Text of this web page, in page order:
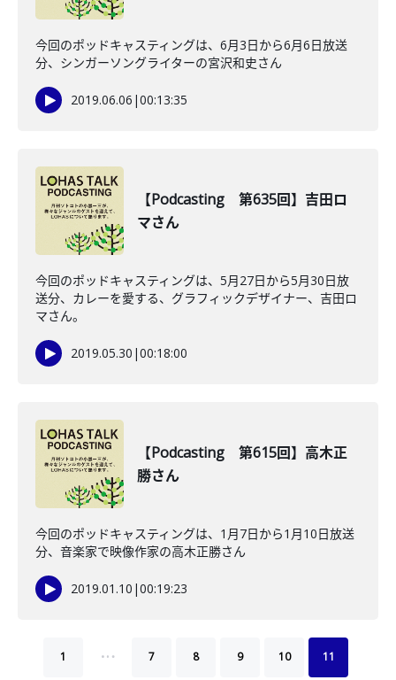
今回のポッドキャスティングは、6月3日から6月6日放送
分、シンガーソングライターの宮沢和史さん
2019.06.06 |00:13:35
【Podcasting 第635回】吉田ロ
マさん
今回のポッドキャスティングは、5月27日から5月30日放
送分、カレーを愛する、グラフィックデザイナー、吉田ロ
マさん。
2019.05.30 |00:18:00
【Podcasting 第615回】高木正
勝さん
今回のポッドキャスティングは、1月7日から1月10日放送
分、音楽家で映像作家の高木正勝さん
2019.01.10 |00:19:23
1 … 7 8 9 10 11